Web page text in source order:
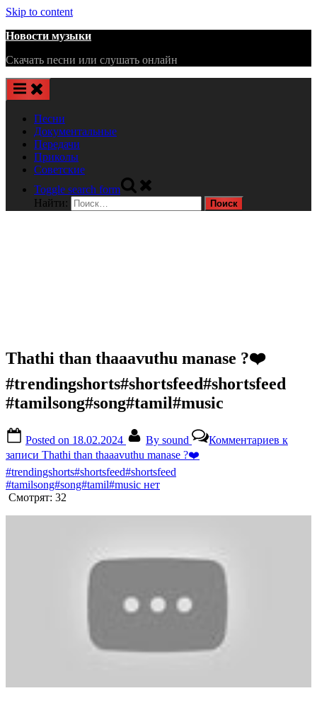
Skip to content
Новости музыки
Скачать песни или слушать онлайн
Песни
Документальные
Передачи
Приколы
Советские
Toggle search form
Найти:
Thathi than thaaavuthu manase ?❤️
#trendingshorts#shortsfeed#shortsfeed
#tamilsong#song#tamil#music
Posted on 18.02.2024 By sound Комментариев к
записи Thathi than thaaavuthu manase ?❤️
#trendingshorts#shortsfeed#shortsfeed
#tamilsong#song#tamil#music нет
Смотрят: 32